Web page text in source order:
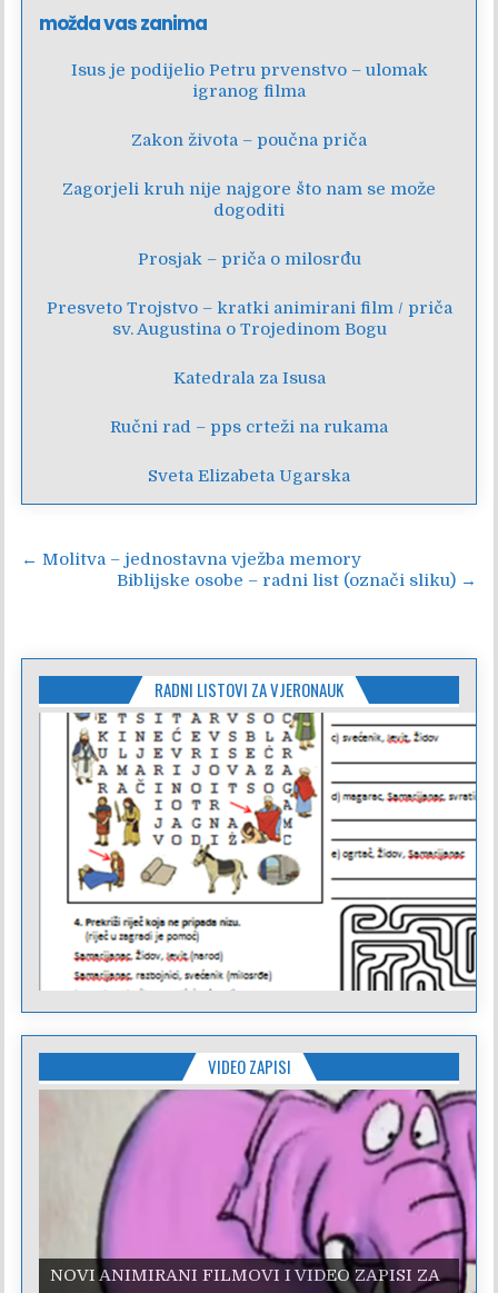
možda vas zanima
Isus je podijelio Petru prvenstvo – ulomak
igranog filma
Zakon života – poučna priča
Zagorjeli kruh nije najgore što nam se može
dogoditi
Prosjak – priča o milosrđu
Presveto Trojstvo – kratki animirani film / priča
sv. Augustina o Trojedinom Bogu
Katedrala za Isusa
Ručni rad – pps crteži na rukama
Sveta Elizabeta Ugarska
Navigacija
← Molitva – jednostavna vježba memory
Biblijske osobe – radni list (označi sliku) →
RADNI LISTOVI ZA VJERONAUK
VIDEO ZAPISI
NOVI ANIMIRANI FILMOVI I VIDEO ZAPISI ZA
NOVI ANIMIRANI FILMOVI I VIDEO ZAPISI ZA